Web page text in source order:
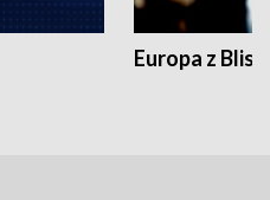
Europa z